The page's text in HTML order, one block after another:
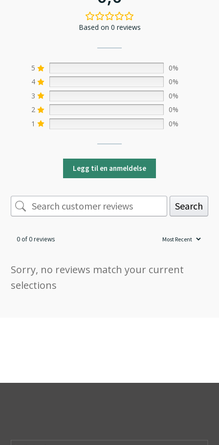
Based on 0 reviews
5
0%
4
0%
3
0%
2
0%
1
0%
Legg til en anmeldelse
Search
0 of 0 reviews
Sorry, no reviews match your current
selections